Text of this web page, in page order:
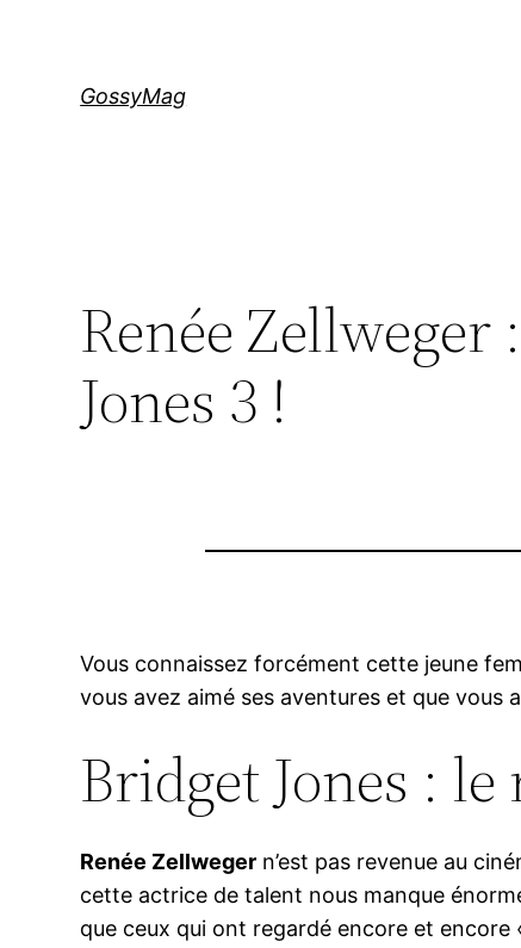
GossyMag
Renée
Jones 3 !
Vous connaissez forcément cette jeune
vous avez aimé ses aventures et que vous
Bridget Jones :
Renée Zellweger n’est pas revenue au
cette actrice de talent nous manque
que ceux qui ont regardé encore et encore